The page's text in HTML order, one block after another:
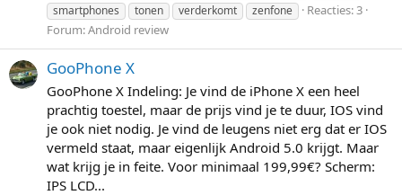
smartphones
tonen verderkomt zenfone
Reacties: 3
Forum:Android review
GooPhone X
GooPhone X Indeling: Je vind de iPhone X een heel
prachtig toestel, maar de prijs vind je te duur, IOS vind
je ook niet nodig. Je vind de leugens niet erg dat er IOS
vermeld staat, maar eigenlijk Android 5.0 krijgt. Maar
wat krijg je in feite. Voor minimaal 199,99€? Scherm:
IPS LCD...